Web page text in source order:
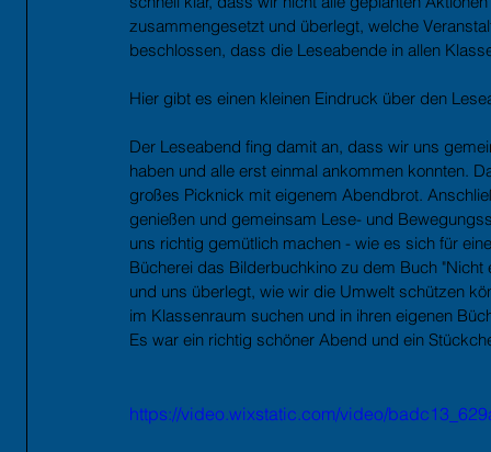
zusammengesetzt und überlegt, welche
beschlossen, dass die Leseabende in allen
Hier gibt es einen kleinen Eindruck über den
Der Leseabend fing damit an, dass wir uns
haben und alle erst einmal ankommen konnten.
großes Picknick mit eigenem Abendbrot.
genießen und gemeinsam Lese- und
uns richtig gemütlich machen - wie es sich für
Bücherei das Bilderbuchkino zu dem Buch
und uns überlegt, wie wir die Umwelt schützen
im Klassenraum suchen und in ihren eigenen
Es war ein richtig schöner Abend und ein
https://video.wixstatic.com/video/